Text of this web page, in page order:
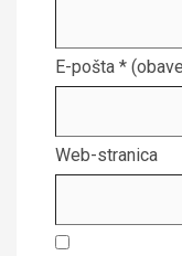
E-pošta *
Web-stranica